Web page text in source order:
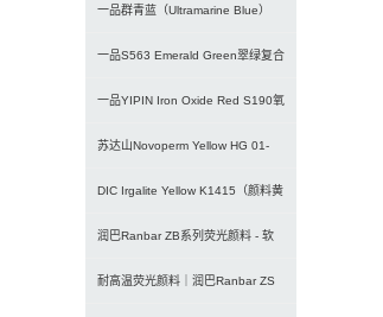
Detech超微细低粘度氧化铁
一品群青蓝（Ultramarine Blue）
U02/U03
一品S563 Emerald Green翠绿复合
颜料 | 水
一品YIPIN Iron Oxide Red S190氧
化铁
苏达山Novoperm Yellow HG 01-
CN09｜
DIC Irgalite Yellow K1415（颜料黄
1
润巴Ranbar ZB系列荧光颜料 - 软
塑料用高亮度易分散
耐高温荧光颜料｜润巴Ranbar ZS